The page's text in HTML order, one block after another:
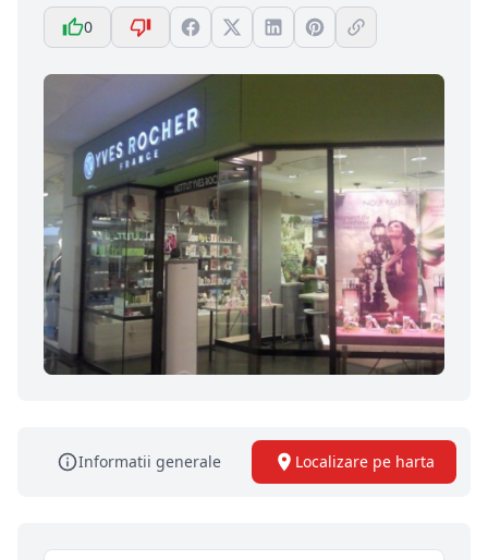
0
Informatii generale Localizare pe harta